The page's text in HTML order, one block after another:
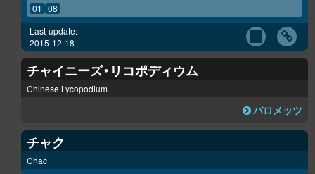
01 08
Last-update:
2015-12-18
チャイニーズ・リコポディウム
Chinese Lycopodium
バロメッツ
チャク
Chac